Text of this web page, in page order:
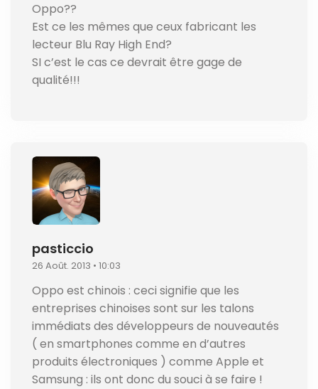
Oppo??
Est ce les mêmes que ceux fabricant les
lecteur Blu Ray High End?
SI c’est le cas ce devrait être gage de
qualité!!!
pasticcio
26 Août. 2013 • 10:03
Oppo est chinois : ceci signifie que les
entreprises chinoises sont sur les talons
immédiats des développeurs de nouveautés
( en smartphones comme en d’autres
produits électroniques ) comme Apple et
Samsung : ils ont donc du souci à se faire !